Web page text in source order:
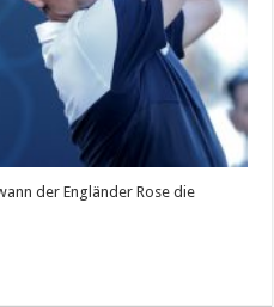
der Engländer Rose die